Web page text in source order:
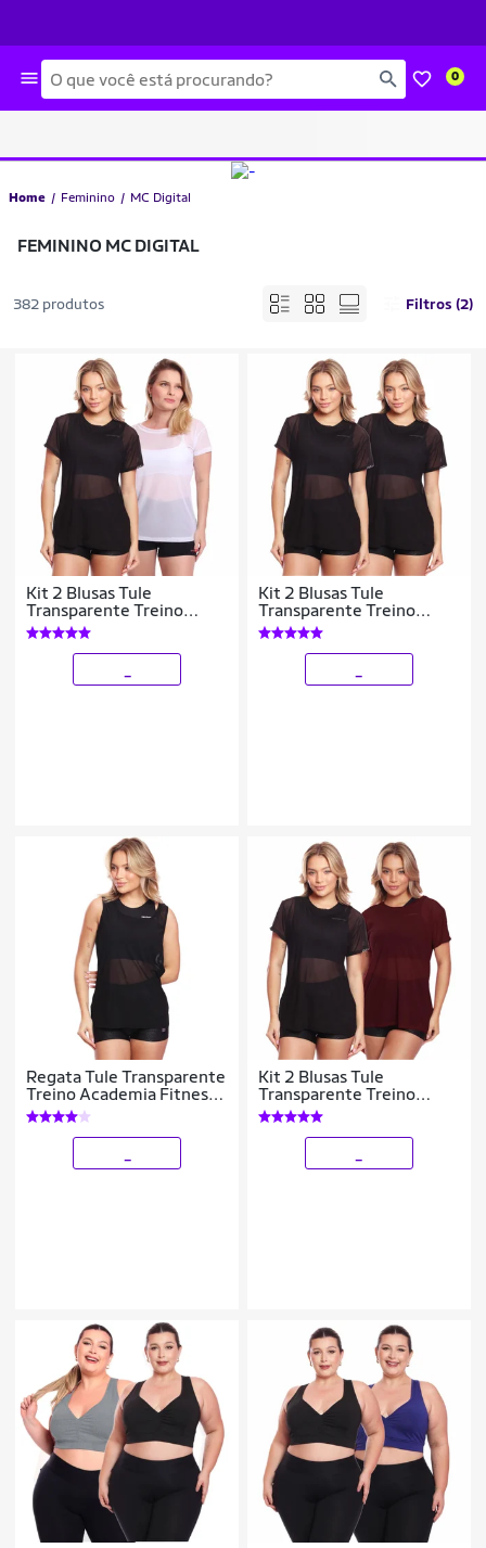
Busca 0
Home Feminino MC Digital
FEMININO MC DIGITAL
382 produtos Filtros (2)
Kit 2 Blusas Tule
Transparente Treino
Academia Fitness Casual
Kit 2 Blusas Tule
Transparente Treino
Academia Fitness Casual
Regata Tule Transparente
Treino Academia Fitness
Casual
Kit 2 Blusas Tule
Transparente Treino
Academia Fitness Casual